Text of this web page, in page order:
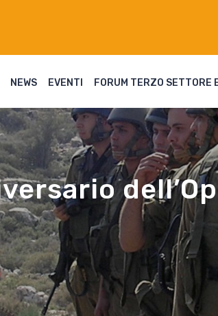
NEWS EVENTI FORUM TERZO SETTORE